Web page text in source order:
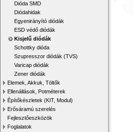
Dióda SMD
Diódahidak
Egyenirányító diódák
ESD védő diódák
Kisjelű diódák
Schottky dióda
Szupresszor diódák (TVS)
Varicap diódák
Zener diódák
Elemek, Akkuk, Töltők
Ellenállások, Potméterek
Építőkészletek (KIT, Modul)
Erősáramú szerelés
Fejlesztőeszközök
Foglalatok